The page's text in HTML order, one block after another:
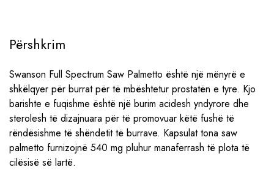
Përshkrim
Swanson Full Spectrum Saw Palmetto është një mënyrë e
shkëlqyer për burrat për të mbështetur prostatën e tyre. Kjo
barishte e fuqishme është një burim acidesh yndyrore dhe
sterolesh të dizajnuara për të promovuar këtë fushë të
rëndësishme të shëndetit të burrave. Kapsulat tona saw
palmetto furnizojnë 540 mg pluhur manaferrash të plota të
cilësisë së lartë.